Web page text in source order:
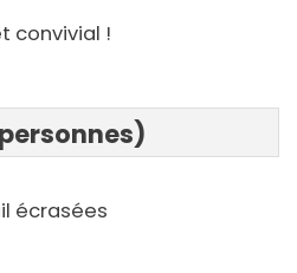
convivial !
écrasées